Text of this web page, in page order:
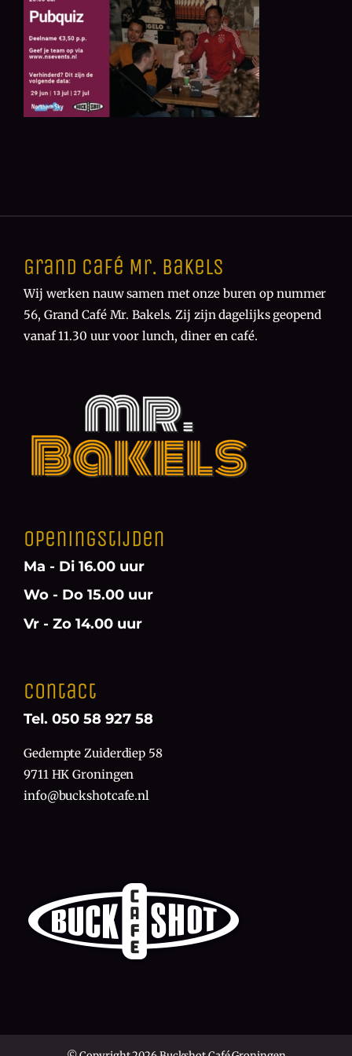
Grand Café Mr. Bakels
Wij werken nauw samen met onze buren op nummer
56, Grand Café Mr. Bakels. Zij zijn dagelijks geopend
vanaf 11.30 uur voor lunch, diner en café.
Openingstijden
Ma - Di 16.00 uur
Wo - Do 15.00 uur
Vr - Zo 14.00 uur
Contact
Tel. 050 58 927 58
Gedempte Zuiderdiep 58
9711 HK Groningen
info@buckshotcafe.nl